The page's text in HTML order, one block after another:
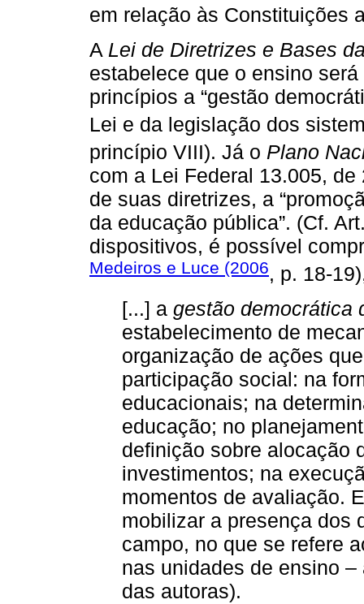
em relação às Constituições
A Lei de Diretrizes e Bases
estabelece que o ensino
princípios a “gestão
Lei e da legislação dos
princípio VIII). Já o Plano
com a Lei Federal 13.005,
de suas diretrizes, a
da educação pública”. (Cf.
dispositivos, é possível
Medeiros e Luce (2006, p. 18-
[...] a gestão democrática
estabelecimento de
organização de ações
participação social: na
educacionais; na
educação; no
definição sobre alocação
investimentos; na
momentos de avaliação.
mobilizar a presença dos
campo, no que se refere
nas unidades de ensino
das autoras).